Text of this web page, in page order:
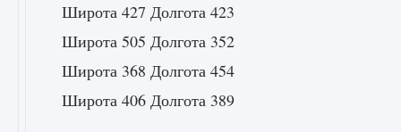
Широта 427 Долгота 423
Широта 505 Долгота 352
Широта 368 Долгота 454
Широта 406 Долгота 389